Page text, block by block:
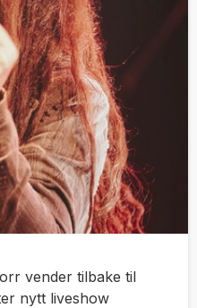
vender tilbake til
nytt liveshow